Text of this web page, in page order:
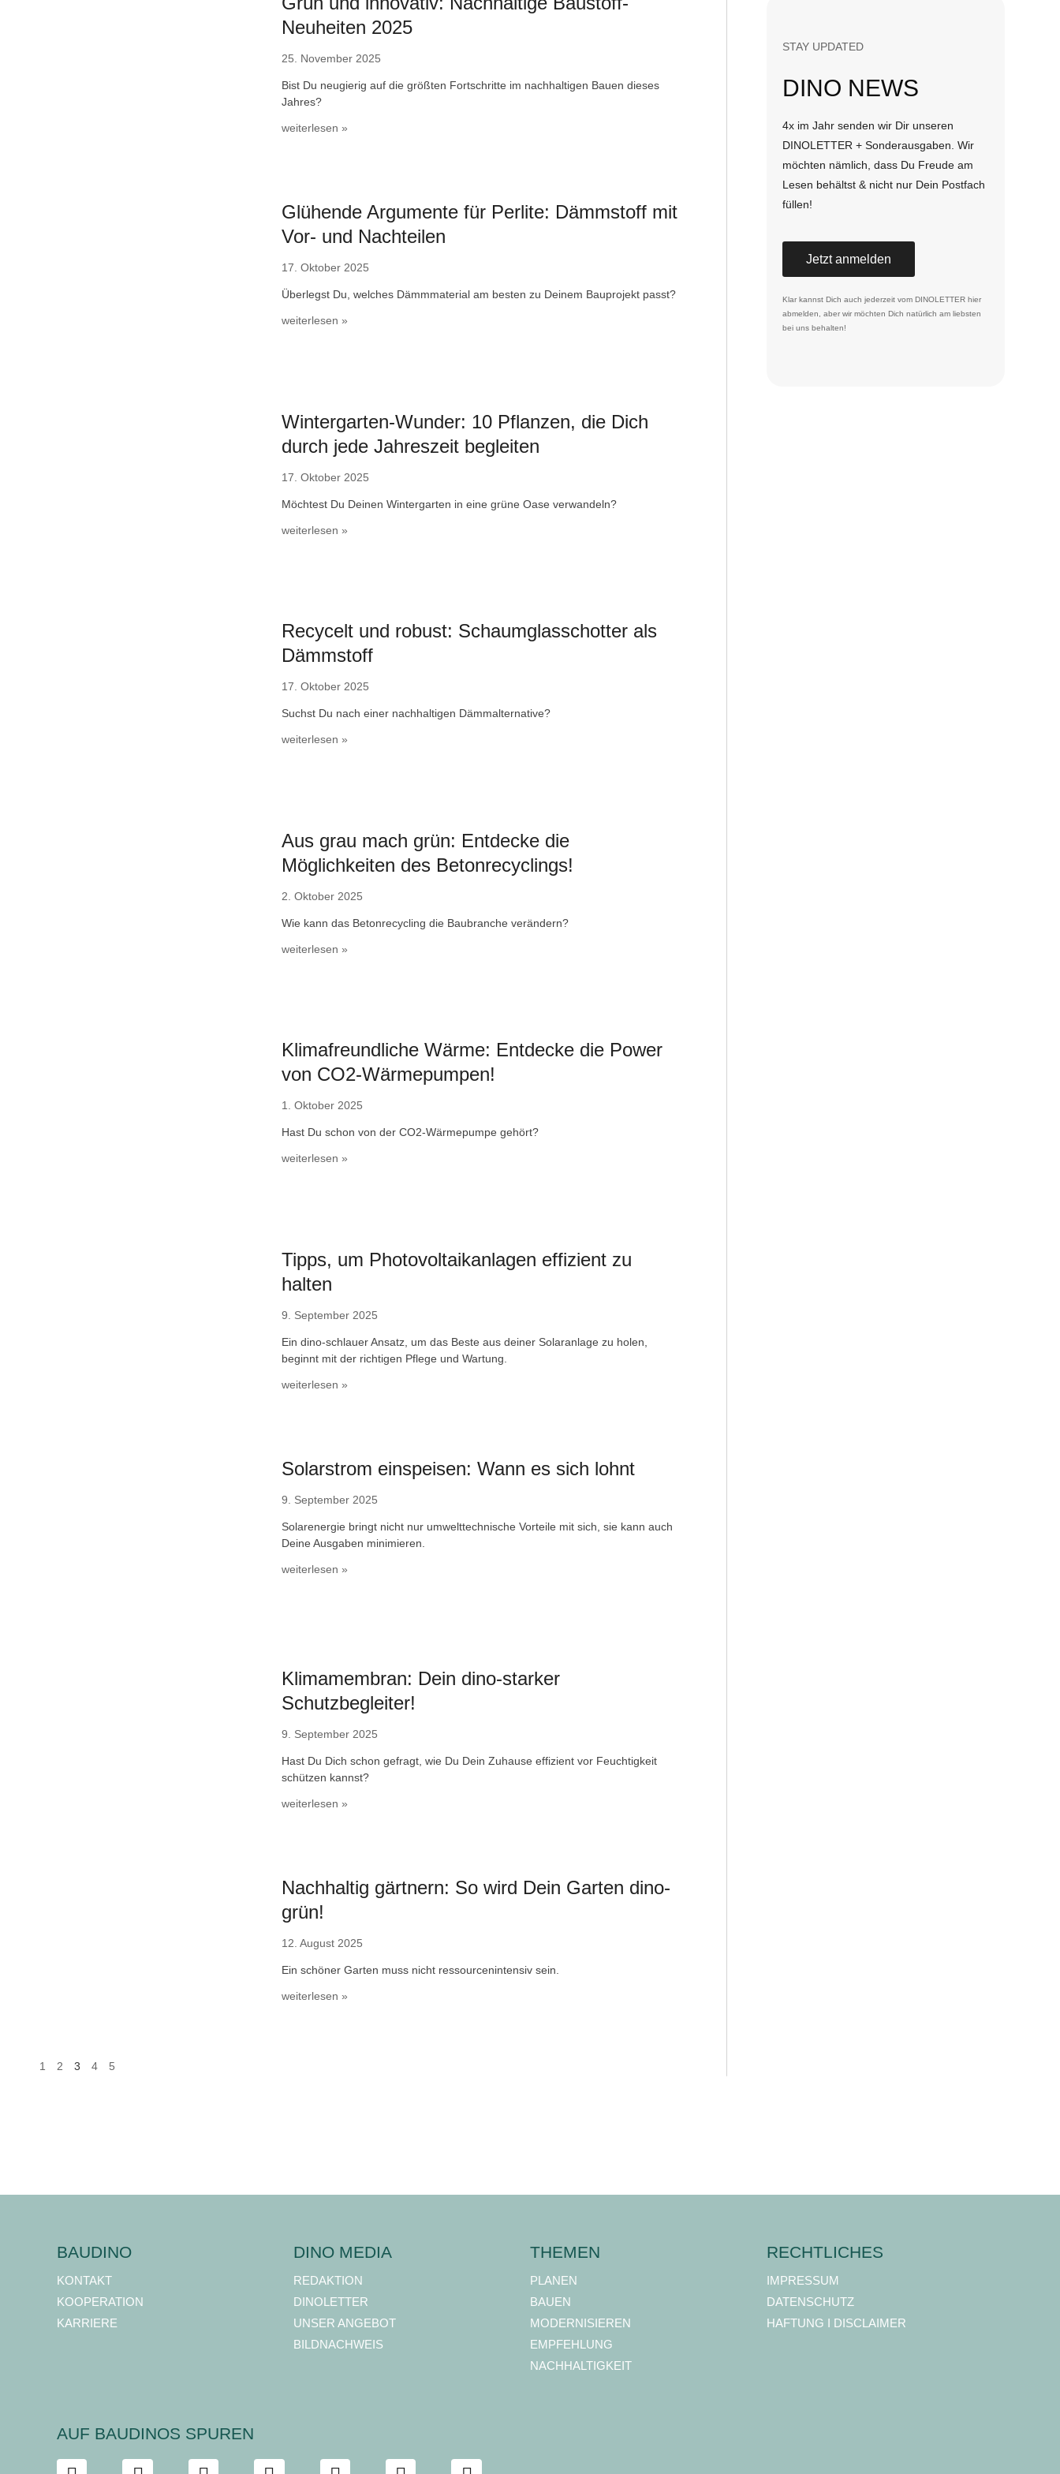
Neuheiten 2025
25. November 2025
Bist Du neugierig auf die größten Fortschritte im nachhaltigen Bauen dieses
Jahres?
weiterlesen »
Glühende Argumente für Perlite: Dämmstoff mit
Vor- und Nachteilen
17. Oktober 2025
Überlegst Du, welches Dämmmaterial am besten zu Deinem Bauprojekt passt?
weiterlesen »
Wintergarten-Wunder: 10 Pflanzen, die Dich
durch jede Jahreszeit begleiten
17. Oktober 2025
Möchtest Du Deinen Wintergarten in eine grüne Oase verwandeln?
weiterlesen »
Recycelt und robust: Schaumglasschotter als
Dämmstoff
17. Oktober 2025
Suchst Du nach einer nachhaltigen Dämmalternative?
weiterlesen »
Aus grau mach grün: Entdecke die
Möglichkeiten des Betonrecyclings!
2. Oktober 2025
Wie kann das Betonrecycling die Baubranche verändern?
weiterlesen »
Klimafreundliche Wärme: Entdecke die Power
von CO2-Wärmepumpen!
1. Oktober 2025
Hast Du schon von der CO2-Wärmepumpe gehört?
weiterlesen »
Tipps, um Photovoltaikanlagen effizient zu
halten
9. September 2025
Ein dino-schlauer Ansatz, um das Beste aus deiner Solaranlage zu holen,
beginnt mit der richtigen Pflege und Wartung.
weiterlesen »
Solarstrom einspeisen: Wann es sich lohnt
9. September 2025
Solarenergie bringt nicht nur umwelttechnische Vorteile mit sich, sie kann auch
Deine Ausgaben minimieren.
weiterlesen »
Klimamembran: Dein dino-starker
Schutzbegleiter!
9. September 2025
Hast Du Dich schon gefragt, wie Du Dein Zuhause effizient vor Feuchtigkeit
schützen kannst?
weiterlesen »
Nachhaltig gärtnern: So wird Dein Garten dino-
grün!
12. August 2025
Ein schöner Garten muss nicht ressourcenintensiv sein.
weiterlesen »
1 2 3 4 5
STAY UPDATED
DINO NEWS
4x im Jahr senden wir Dir unseren
DINOLETTER + Sonderausgaben. Wir
möchten nämlich, dass Du Freude am
Lesen behältst & nicht nur Dein Postfach
füllen!
Jetzt anmelden
Klar kannst Dich auch jederzeit vom DINOLETTER hier
abmelden, aber wir möchten Dich natürlich am liebsten
bei uns behalten!
BAUDINO
KONTAKT
KOOPERATION
KARRIERE
DINO MEDIA
REDAKTION
DINOLETTER
UNSER ANGEBOT
BILDNACHWEIS
THEMEN
PLANEN
BAUEN
MODERNISIEREN
EMPFEHLUNG
NACHHALTIGKEIT
RECHTLICHES
IMPRESSUM
DATENSCHUTZ
HAFTUNG I DISCLAIMER
AUF BAUDINOS SPUREN